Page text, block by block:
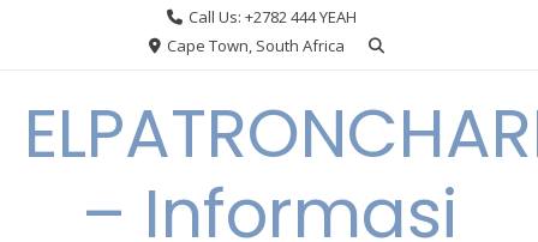
Call Us: +2782 444 YEAH
Cape Town, South Africa
– Informasi